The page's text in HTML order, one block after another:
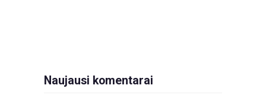
Naujausi komentarai